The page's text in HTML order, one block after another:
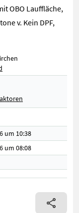
OBO Lauffläche,
v. Kein DPF,
um 10:38
um 08:08